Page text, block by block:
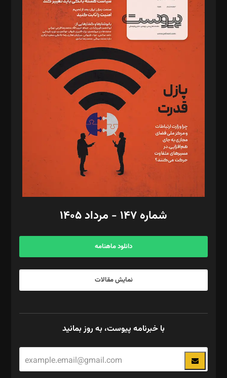
د‌بیر ناداستان: سمانه سمیع
د‌بیر خدمت و تجارت: ابوالفضل رجبی
د‌بیر حقوق فناوری: حسام‌الدین ایپکچی
د‌بیر پیوست جهان: مینا پاکدل
د‌بیر تحریریه آنلاین: بابک نقاش
تحریریه‌: مجتبی محمود‌ی، آرش برهمند، یسنا امان‌پور، سروش کرمیان،
مصطفی مسجدی آرانی، ابوالفضل رجبی، زهرا فکرانه، فائزه فتحی
رستمی،مصطفی باستان
ویرایش: نگار استاد‌‌آقا
طراح یونیفرم: مجید توکلی
فیلمبرداری و عکاسی: امیر شفیعی، مانی لطفی زاده
گرافیک و صفحه‌آرایی: سید‌سبحان‌علی ثابت
مد‌یر توسعه تجاری: کامبیز برید‌
امور مالی: شاپور رهبری، محمد‌ کاظمی‌نیا
آگهی و مشترکین: ۰۹۱۹۹۹۹۰۴۵۴
شماره ۱۴۷ - مرداد ۱۴۰۵
دانلود ماهنامه
نمایش مقالات
با خبرنامه پیوست، به روز بمانید